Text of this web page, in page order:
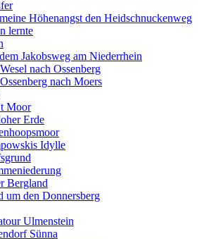
Höhenangst den Heidschnuckenweg
lernte
Jakobsweg am Niederrhein
nach Ossenberg
nach Moers
Moor
Erde
Idylle
Bergland
um den Donnersberg
Ulmenstein
Sünna